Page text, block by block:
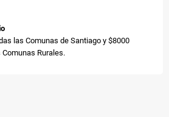
las Comunas de Santiago y $8000
Rurales.